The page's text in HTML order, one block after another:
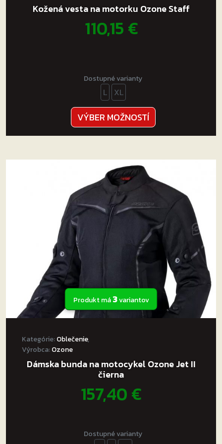
Kožená vesta na motorku Ozone Staff
110,15€
Dostupné varianty
L XL
VÝBER MOŽNOSTÍ
produkt
má
variantov.
vybrať
na
stránke
produktu.
Produkt má3variantov
Kategórie:Oblečenie,
Výrobca:Ozone
Dámska bunda na motocykel Ozone Jet II
čierna
157,40€
Dostupné varianty